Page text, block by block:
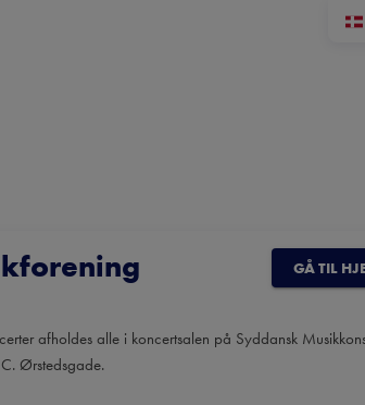
GÅ TIL
afholdes alle i koncertsalen på Syddansk
Ørstedsgade.